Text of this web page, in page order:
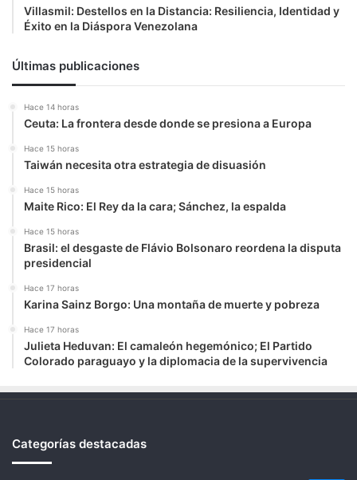
Villasmil: Destellos en la Distancia: Resiliencia, Identidad y
Éxito en la Diáspora Venezolana
Últimas publicaciones
Hace 14 horas
Ceuta: La frontera desde donde se presiona a Europa
Hace 15 horas
Taiwán necesita otra estrategia de disuasión
Hace 15 horas
Maite Rico: El Rey da la cara; Sánchez, la espalda
Hace 15 horas
Brasil: el desgaste de Flávio Bolsonaro reordena la disputa
presidencial
Hace 17 horas
Karina Sainz Borgo: Una montaña de muerte y pobreza
Hace 17 horas
Julieta Heduvan: El camaleón hegemónico; El Partido
Colorado paraguayo y la diplomacia de la supervivencia
Categorías destacadas